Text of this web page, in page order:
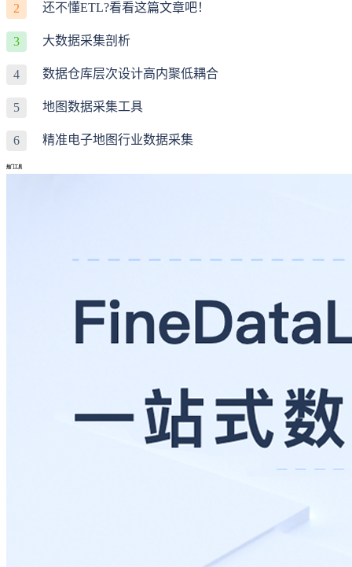
2 还不懂ETL?看看这篇文章吧！
3 大数据采集剖析
4 数据仓库层次设计高内聚低耦合
5 地图数据采集工具
6 精准电子地图行业数据采集
热门工具